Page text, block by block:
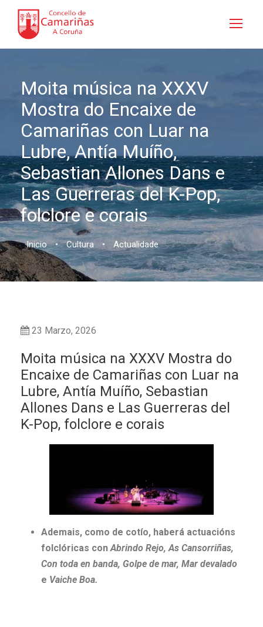
Moita música na XXXV
Mostra do Encaixe de
Camariñas con Luar na
Lubre, Antía Muíño,
Sebastian Allones Dans e
Las Guerreras del K-Pop,
folclore e corais
Inicio • Cultura • Actualidade
23 Marzo, 2026
Moita música na XXXV Mostra do
Encaixe de Camariñas con Luar na
Lubre, Antía Muíño, Sebastian
Allones Dans e Las Guerreras del
K-Pop, folclore e corais
Ademais, como de cotío, haberá actuacións
folclóricas conAbrindo Rejo, As Cansorriñas,
Con toda en banda, Golpe de mar, Mar devalado
e Vaiche Boa.